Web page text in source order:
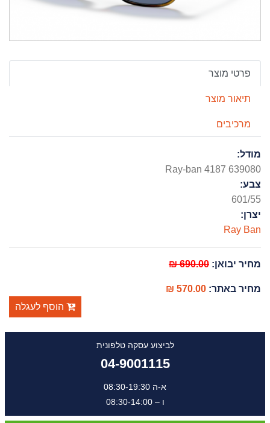
פרטי מוצר
תיאור מוצר
מרכיבים
מודל:
Ray-ban 4187 639080
צבע:
601/55
יצרן:
Ray Ban
מחיר יבואן:690.00 ₪
מחיר באתר:570.00 ₪
הוסף לעגלה
לביצוע עסקה טלפונית
04-9001115
א-ה 08:30-19:30
ו – 08:30-14:00